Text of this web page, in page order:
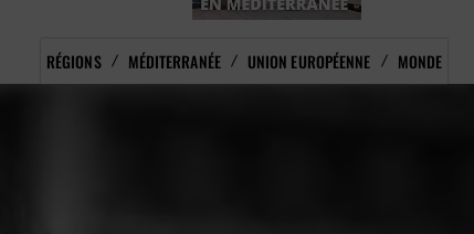
RÉGIONS MÉDITERRANÉE UNION EUROPÉENNE MONDE